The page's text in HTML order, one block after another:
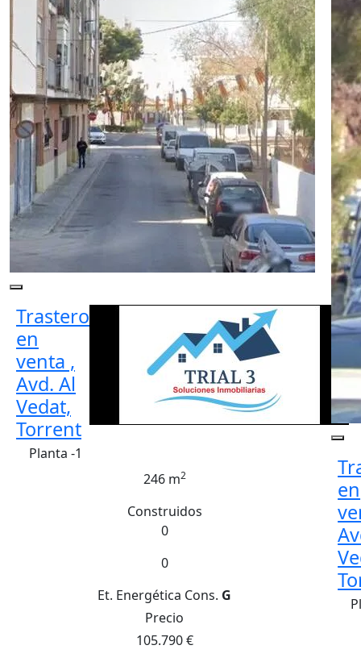
Trastero
en
venta ,
Avd. Al
Vedat,
Torrent
Planta -1
246 m2
Construidos
0
0
Et. Energética Cons. G
Precio
105.790 €
en